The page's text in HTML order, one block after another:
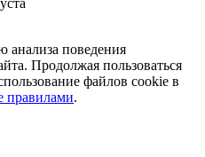
анализа поведения
Продолжая пользоваться
файлов cookie в
правилами.